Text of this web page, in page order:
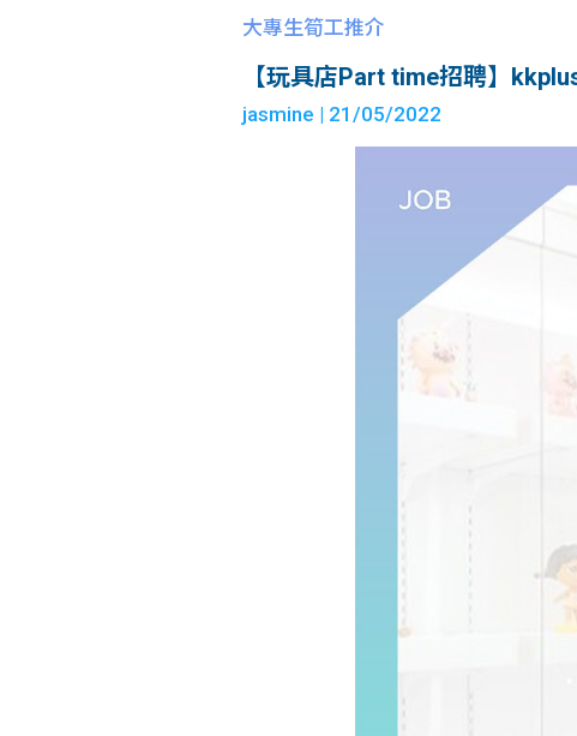
大專生筍工推介
【玩具店Part time招聘】
jasmine | 21/05/2022